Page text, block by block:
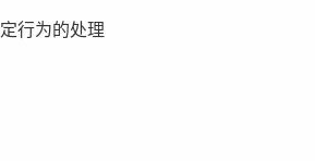
行为的处理